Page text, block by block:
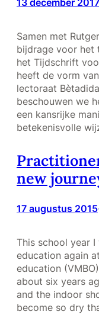
13 december 2017
Samen met
bijdrage voor het
het Tijdschrift
heeft de vorm van
lectoraat
beschouwen we
een kansrijke
betekenisvolle
new
17 augustus 2015
This school year
education again
education
about six years
and the indoor
become so dry